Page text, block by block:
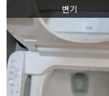
변기